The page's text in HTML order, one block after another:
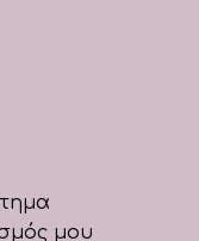
μου